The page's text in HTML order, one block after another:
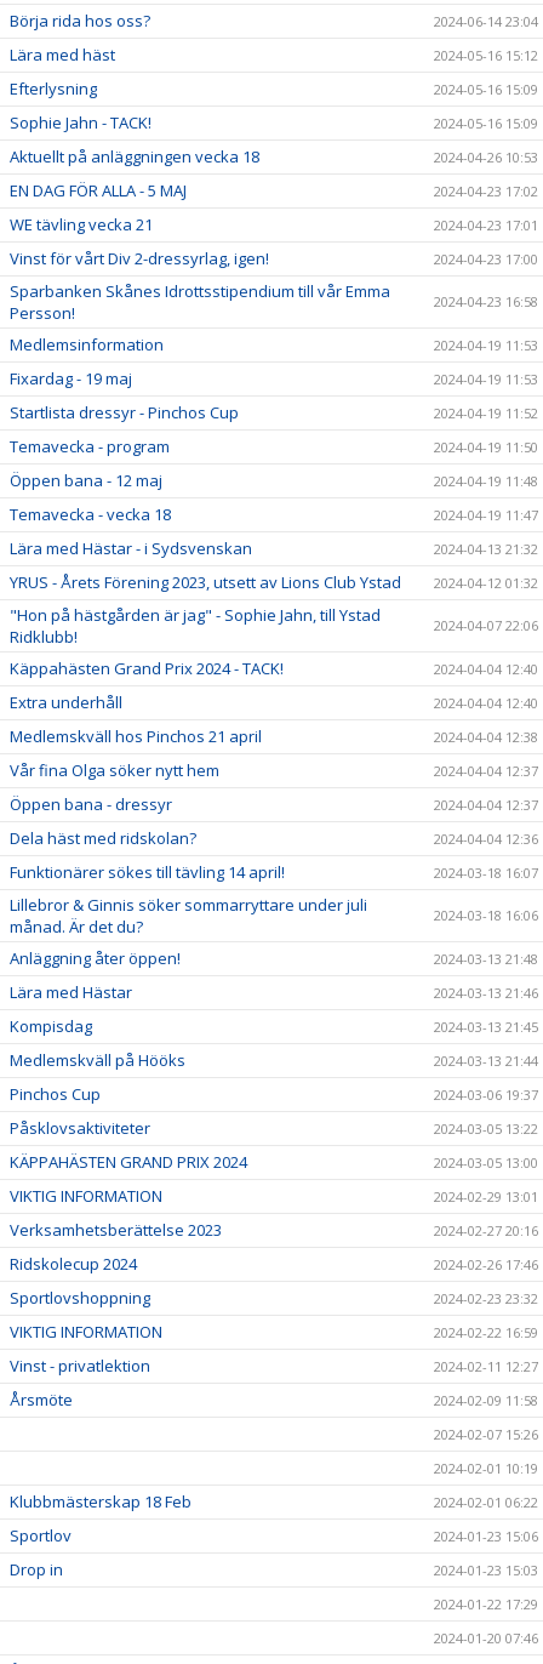
Börja rida hos oss? 2024-06-14 23:04
Lära med häst 2024-05-16 15:12
Efterlysning 2024-05-16 15:09
Sophie Jahn - TACK! 2024-05-16 15:09
Aktuellt på anläggningen vecka 18 2024-04-26 10:53
EN DAG FÖR ALLA - 5 MAJ 2024-04-23 17:02
WE tävling vecka 21 2024-04-23 17:01
Vinst för vårt Div 2-dressyrlag, igen! 2024-04-23 17:00
Sparbanken Skånes Idrottsstipendium till vår Emma
Persson!
2024-04-23 16:58
Medlemsinformation 2024-04-19 11:53
Fixardag - 19 maj 2024-04-19 11:53
Startlista dressyr - Pinchos Cup 2024-04-19 11:52
Temavecka - program 2024-04-19 11:50
Öppen bana - 12 maj 2024-04-19 11:48
Temavecka - vecka 18 2024-04-19 11:47
Lära med Hästar - i Sydsvenskan 2024-04-13 21:32
YRUS - Årets Förening 2023, utsett av Lions Club Ystad 2024-04-12 01:32
"Hon på hästgården är jag" - Sophie Jahn, till Ystad
Ridklubb!
2024-04-07 22:06
Käppahästen Grand Prix 2024 - TACK! 2024-04-04 12:40
Extra underhåll 2024-04-04 12:40
Medlemskväll hos Pinchos 21 april 2024-04-04 12:38
Vår fina Olga söker nytt hem 2024-04-04 12:37
Öppen bana - dressyr 2024-04-04 12:37
Dela häst med ridskolan? 2024-04-04 12:36
Funktionärer sökes till tävling 14 april! 2024-03-18 16:07
Lillebror & Ginnis söker sommarryttare under juli
månad. Är det du?
2024-03-18 16:06
Anläggning åter öppen! 2024-03-13 21:48
Lära med Hästar 2024-03-13 21:46
Kompisdag 2024-03-13 21:45
Medlemskväll på Hööks 2024-03-13 21:44
Pinchos Cup 2024-03-06 19:37
Påsklovsaktiviteter 2024-03-05 13:22
KÄPPAHÄSTEN GRAND PRIX 2024 2024-03-05 13:00
VIKTIG INFORMATION 2024-02-29 13:01
Verksamhetsberättelse 2023 2024-02-27 20:16
Ridskolecup 2024 2024-02-26 17:46
Sportlovshoppning 2024-02-23 23:32
VIKTIG INFORMATION 2024-02-22 16:59
Vinst - privatlektion 2024-02-11 12:27
Årsmöte
2024-02-09 11:58
2024-02-07 15:26
2024-02-01 10:19
Klubbmästerskap 18 Feb 2024-02-01 06:22
Sportlov 2024-01-23 15:06
Drop in
2024-01-23 15:03
2024-01-22 17:29
2024-01-20 07:46